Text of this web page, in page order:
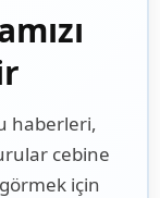
haberleri,
cebine
için